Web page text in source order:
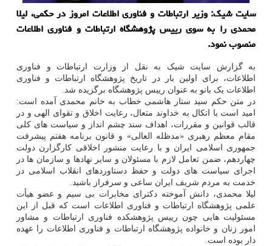
سایت شیک: وزیر ارتباطات و فناوری اطلاعات امروز در حکمی، لیلا
محمدی را به سوی رییس پژوهشگاه ارتباطات و فناوری اطلاعات
منصوب نمود.
به گزارش سایت شیک به نقل از وزارت ارتباطات و فناوری
اطلاعات، برای اولین بار در تاریخ پژوهشگاه ارتباطات و فناوری
اطلاعات یک بانو به عنوان رییس پژوهشگاه برگزیده شد.
در متن حکم سید ستار هاشمی خطاب به خانم محمدی آمده است:
امید است با اتکال به خداوند متعال، رعایت اخلاق و تقوای الهی و در
قالب قوانین و مقررات، اهداف سند چشم انداز و سیاست های کلی
مقام معظم رهبری «مدظله العالی» و قانون برنامه هفتم پیشرفت
جمهوری اسلامی ایران و با رعایت منشور اخلاقی کارگزارن دولت
چهاردهم، ضمن تعامل لازم با مسئولان و سایر نهادها و سازمان ها در
اجرای سیاست های دولت و حفظ دستاوردهای انقلاب اسلامی در
خدمت به مردم شریف ایران ساعی و سرفراز باشید.
لیلا محمدی، دانش آموخته دکترای مخابرات بی سیم و عضو هیأت
علمی پژوهشگاه ارتباطات و فناوری اطلاعات است که قبل از این
مسئولیت هایی چون رییس پژوهشکده فناوری ارتباطات و مشاور
امور زنان و خانواده پژوهشگاه ارتباطات و فناوری اطلاعات را عهده
دار بوده است.